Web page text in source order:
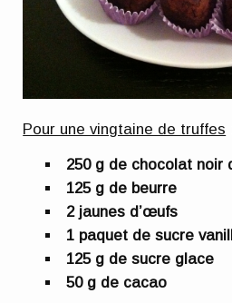
Pour une vingtaine de truffes
250 g de chocolat noir
125 g de beurre
2 jaunes d’œufs
1 paquet de sucre
125 g de sucre glace
50 g de cacao